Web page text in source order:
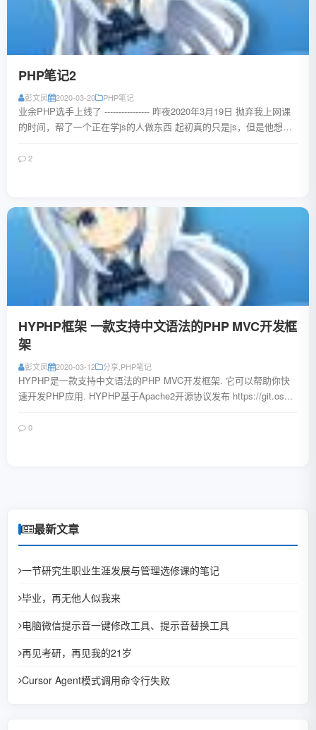
PHP笔记2
彭文凤 2020-03-20 PHP笔记
业余PHP选手上线了 ---------------- 昨夜2020年3月19日 抛弃我上网课
的时间，帮了一个正在学js的人做东西 起初真的只是js，但是他想
2
HYPHP框架 一款支持中文语法的PHP MVC开发框
架
彭文凤 2020-03-12 分享 PHP笔记
HYPHP是一款支持中文语法的PHP MVC开发框架. 它可以帮助你快
速开发PHP应用. HYPHP基于Apache2开源协议发布 https://git.os...
0
最新文章
一节研究生职业生涯发展与管理选修课的笔记
毕业，再无他人似我来
电脑微信提示音一键修改工具、提示音替换工具
再见考研，再见我的21岁
Cursor Agent模式调用命令行失败